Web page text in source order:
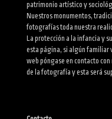
patrimonio artístico y
Nuestros monumentos,
fotografías toda nuestra
La protección a la infancia y
esta página, si algún familiar
web póngase en contacto
de la fotografía y esta será